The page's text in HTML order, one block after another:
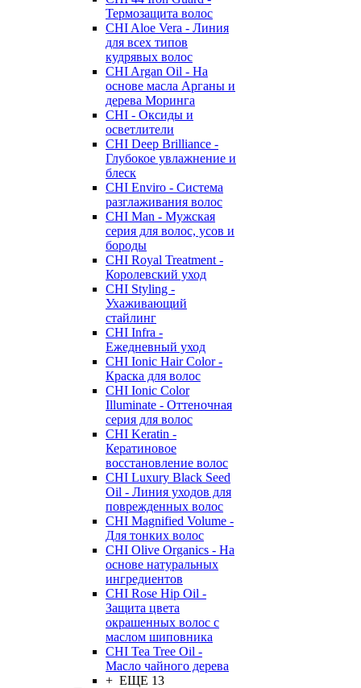
Термозащита волос
CHI Aloe Vera - Линия
для всех типов
кудрявых волос
CHI Argan Oil - На
основе масла Арганы и
дерева Моринга
CHI - Оксиды и
осветлители
CHI Deep Brilliance -
Глубокое увлажнение и
блеск
CHI Enviro - Система
разглаживания волос
CHI Man - Мужская
серия для волос, усов и
бороды
CHI Royal Treatment -
Королевский уход
CHI Styling -
Ухаживающий
стайлинг
CHI Infra -
Ежедневный уход
CHI Ionic Hair Color -
Краска для волос
CHI Ionic Color
Illuminate - Оттеночная
серия для волос
CHI Keratin -
Кератиновое
восстановление волос
CHI Luxury Black Seed
Oil - Линия уходов для
поврежденных волос
CHI Magnified Volume -
Для тонких волос
CHI Olive Organics - На
основе натуральных
ингредиентов
CHI Rose Hip Oil -
Защита цвета
окрашенных волос с
маслом шиповника
CHI Tea Tree Oil -
Масло чайного дерева
+ ЕЩЕ 13